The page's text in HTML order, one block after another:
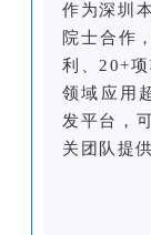
作为深圳
院士合作
利、20+
领域应用
发平台，
关团队提